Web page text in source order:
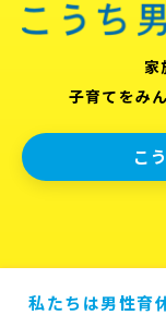
家
子育てをみ
こ
私たちは男性育